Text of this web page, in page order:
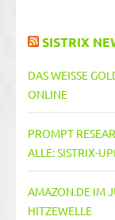
SISTRIX
DAS WEISSE
NLINE
PROMPT
ALLE: SISTRIX-
AMAZON.DE IM
ITZEWELLE